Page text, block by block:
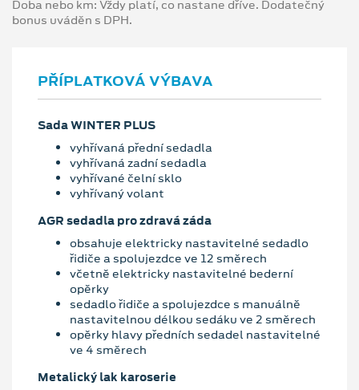
Doba nebo km: Vždy platí, co nastane dříve. Dodatečný
bonus uváděn s DPH.
PŘÍPLATKOVÁ VÝBAVA
Sada WINTER PLUS
vyhřívaná přední sedadla
vyhřívaná zadní sedadla
vyhřívané čelní sklo
vyhřívaný volant
AGR sedadla pro zdravá záda
obsahuje elektricky nastavitelné sedadlo
řidiče a spolujezdce ve 12 směrech
včetně elektricky nastavitelné bederní
opěrky
sedadlo řidiče a spolujezdce s manuálně
nastavitelnou délkou sedáku ve 2 směrech
opěrky hlavy předních sedadel nastavitelné
ve 4 směrech
Metalický lak karoserie